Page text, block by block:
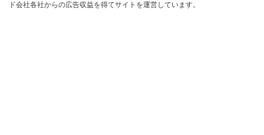
ド会社各社からの広告収益を得てサイトを運営しています。